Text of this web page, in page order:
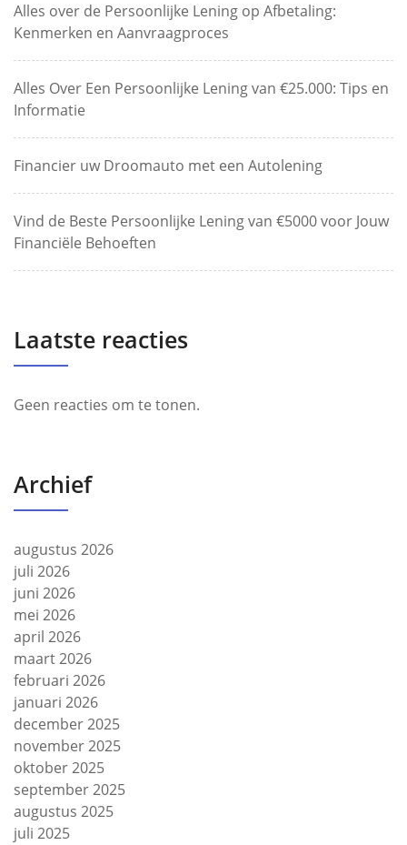
Alles over de Persoonlijke Lening op Afbetaling:
Kenmerken en Aanvraagproces
Alles Over Een Persoonlijke Lening van €25.000: Tips en
Informatie
Financier uw Droomauto met een Autolening
Vind de Beste Persoonlijke Lening van €5000 voor Jouw
Financiële Behoeften
Laatste reacties
Geen reacties om te tonen.
Archief
augustus 2026
juli 2026
juni 2026
mei 2026
april 2026
maart 2026
februari 2026
januari 2026
december 2025
november 2025
oktober 2025
september 2025
augustus 2025
juli 2025